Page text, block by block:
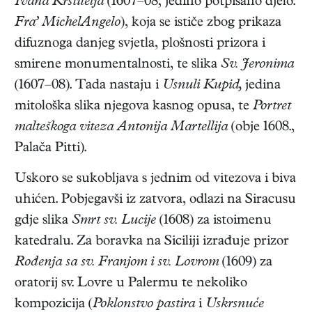
Fra’ MichelAngelo), koja se ističe zbog prikaza
difuznoga danjeg svjetla, plošnosti prizora i
smirene monumentalnosti, te slika Sv. Jeronima
(1607–08). Tada nastaju i Usnuli Kupid, jedina
mitološka slika njegova kasnog opusa, te Portret
malteškoga viteza Antonija Martellija(obje 1608.,
Palača Pitti).
Uskoro se sukobljava s jednim od vitezova i biva
uhićen. Pobjegavši iz zatvora, odlazi na Siracusu
gdje slika Smrt sv. Lucije (1608) za istoimenu
katedralu. Za boravka na Siciliji izrađuje prizor
Rođenja sa sv. Franjom i sv. Lovrom(1609) za
oratorij sv. Lovre u Palermu te nekoliko
kompozicija (Poklonstvo pastirai Uskrsnuće